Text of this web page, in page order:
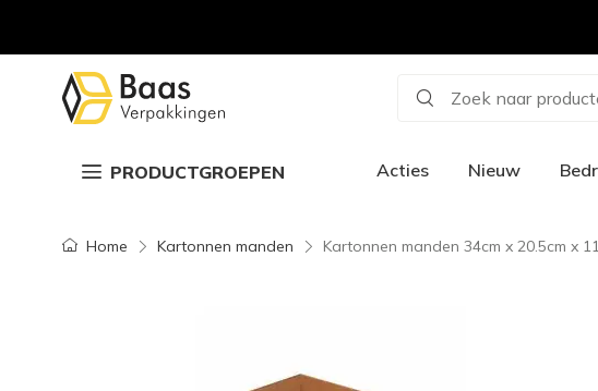
Zoek naar
PRODUCTGROEPEN Acties Nieuw
Home Kartonnen manden Kartonnen manden 34cm x 20.5cm x